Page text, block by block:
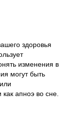
здоровья
изменения в
могут быть
апноэ во сне.